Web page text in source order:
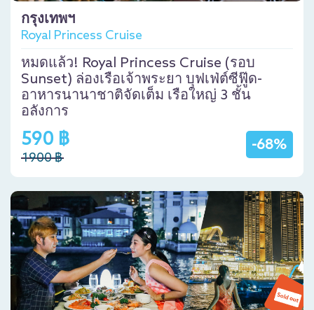
กรุงเทพฯ
Royal Princess Cruise
หมดแล้ว! Royal Princess Cruise (รอบ
Sunset) ล่องเรือเจ้าพระยา บุฟเฟ่ต์ซีฟู๊ด-
อาหารนานาชาติจัดเต็ม เรือใหญ่ 3 ชั้น
อลังการ
-68%
590 ฿
1900 ฿